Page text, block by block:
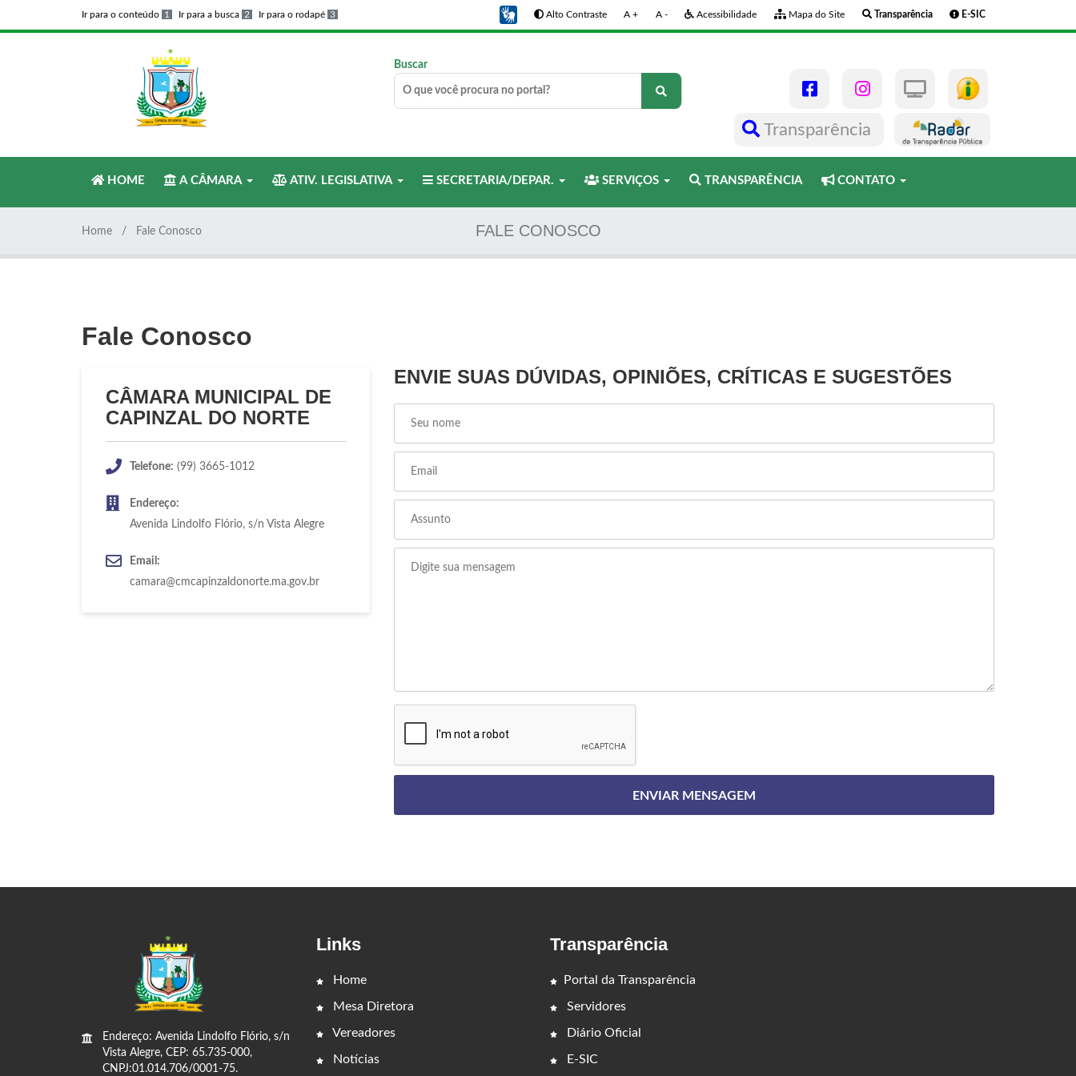
Ir para o conteúdo 1 Ir para a busca 2 Ir para o rodapé 3 Alto Contraste A + A - Acessibilidade Mapa do Site Transparência E-SIC
Buscar
Transparência
HOME A CÂMARA ATIV. LEGISLATIVA SECRETARIA/DEPAR. SERVIÇOS TRANSPARÊNCIA CONTATO
FALE CONOSCO
Home Fale Conosco
Fale Conosco
CÂMARA MUNICIPAL DE
CAPINZAL DO NORTE
Telefone: (99) 3665-1012
Endereço:
Avenida Lindolfo Flório, s/n Vista Alegre
Email:
camara@cmcapinzaldonorte.ma.gov.br
ENVIE SUAS DÚVIDAS, OPINIÕES, CRÍTICAS E SUGESTÕES
Endereço: Avenida Lindolfo Flório, s/n
Vista Alegre, CEP: 65.735-000,
CNPJ:01.014.706/0001-75.
Links
Home
Mesa Diretora
Vereadores
Notícias
Transparência
Portal da Transparência
Servidores
Diário Oficial
E-SIC